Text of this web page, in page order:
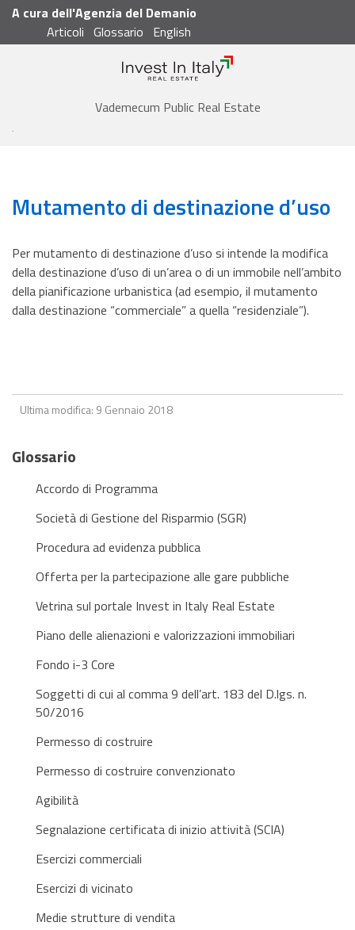
A cura dell'Agenzia del Demanio
Articoli Glossario English
Vademecum Public Real Estate
Mutamento di destinazione d’uso
Per mutamento di destinazione d’uso si intende la modifica
della destinazione d’uso di un’area o di un immobile nell’ambito
della pianificazione urbanistica (ad esempio, il mutamento
dalla destinazione “commerciale” a quella “residenziale”).
Ultima modifica: 9 Gennaio 2018
Glossario
Accordo di Programma
Società di Gestione del Risparmio (SGR)
Procedura ad evidenza pubblica
Offerta per la partecipazione alle gare pubbliche
Vetrina sul portale Invest in Italy Real Estate
Piano delle alienazioni e valorizzazioni immobiliari
Fondo i-3 Core
Soggetti di cui al comma 9 dell’art. 183 del D.lgs. n.
50/2016
Permesso di costruire
Permesso di costruire convenzionato
Agibilità
Segnalazione certificata di inizio attività (SCIA)
Esercizi commerciali
Esercizi di vicinato
Medie strutture di vendita